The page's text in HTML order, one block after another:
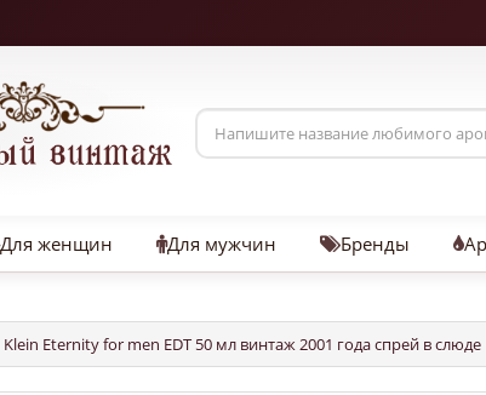
Для женщин Для мужчин Бренды
Klein Eternity for men EDT 50 мл винтаж 2001 года спрей в слюде